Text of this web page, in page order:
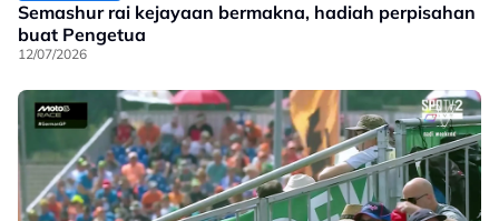
Semashur rai kejayaan bermakna, hadiah perpisahan
buat Pengetua
12/07/2026